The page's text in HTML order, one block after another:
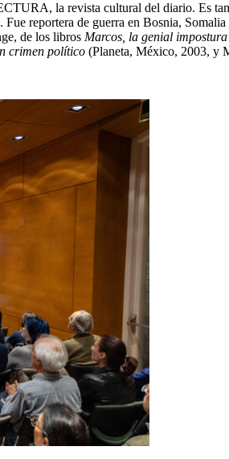
la revista cultural del diario. Es
reportera de guerra en Bosnia,
de los libros Marcos, la genial impostura
crimen político (Planeta, México, 2003, y